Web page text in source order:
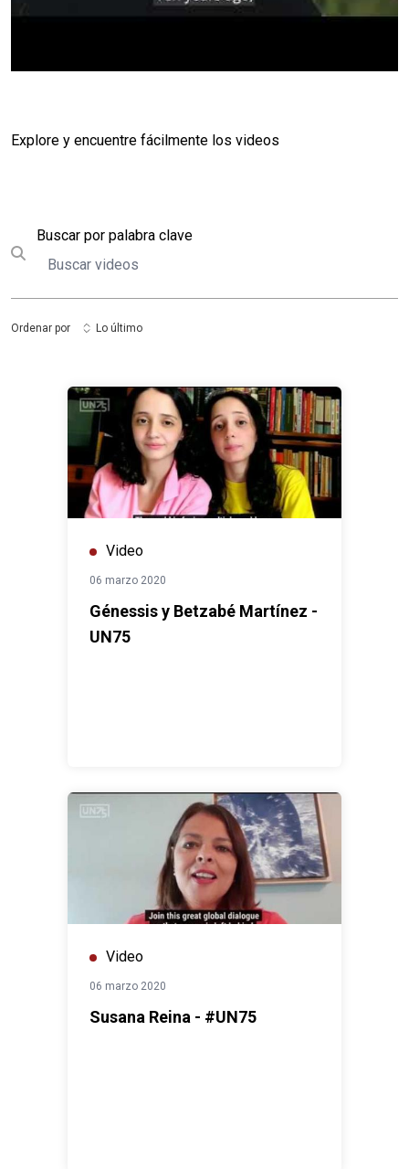
Explore y encuentre fácilmente los videos
Submit search
Buscar por palabra claveBuscar
Ordenar por Lo último
Video
06 marzo 2020
Génessis y Betzabé Martínez -
UN75
Video
06 marzo 2020
Susana Reina - #UN75